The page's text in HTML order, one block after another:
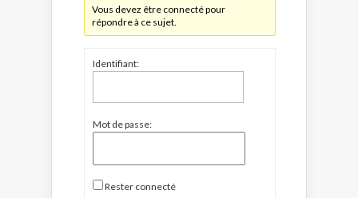
Vous devez être connecté pour
répondre à ce sujet.
Identifiant:
Mot de passe:
Rester connecté